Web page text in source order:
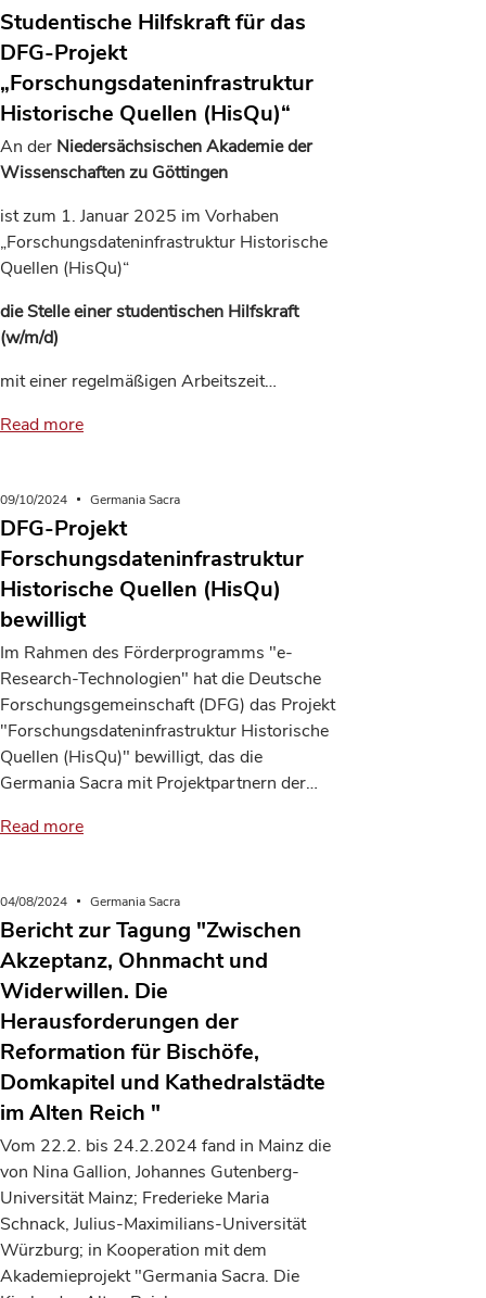
Studentische Hilfskraft für das
DFG-Projekt
„Forschungsdateninfrastruktur
Historische Quellen (HisQu)“
An der Niedersächsischen Akademie der
Wissenschaften zu Göttingen
ist zum 1. Januar 2025 im Vorhaben
„Forschungsdateninfrastruktur Historische
Quellen (HisQu)“
die Stelle einer studentischen Hilfskraft
(w/m/d)
mit einer regelmäßigen Arbeitszeit…
Read more
09/10/2024 Germania Sacra
DFG-Projekt
Forschungsdateninfrastruktur
Historische Quellen (HisQu)
bewilligt
Im Rahmen des Förderprogramms "e-
Research-Technologien" hat die Deutsche
Forschungsgemeinschaft (DFG) das Projekt
"Forschungsdateninfrastruktur Historische
Quellen (HisQu)" bewilligt, das die
Germania Sacra mit Projektpartnern der…
Read more
04/08/2024 Germania Sacra
Bericht zur Tagung "Zwischen
Akzeptanz, Ohnmacht und
Widerwillen. Die
Herausforderungen der
Reformation für Bischöfe,
Domkapitel und Kathedralstädte
im Alten Reich "
Vom 22.2. bis 24.2.2024 fand in Mainz die
von Nina Gallion, Johannes Gutenberg-
Universität Mainz; Frederieke Maria
Schnack, Julius-Maximilians-Universität
Würzburg; in Kooperation mit dem
Akademieprojekt "Germania Sacra. Die